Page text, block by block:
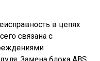
в цепях
связана с